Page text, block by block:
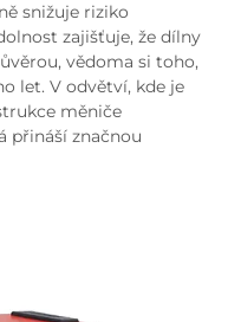
snižuje riziko
zajišťuje, že dílny
vědoma si toho,
let. V odvětví, kde je
měniče
přináší značnou